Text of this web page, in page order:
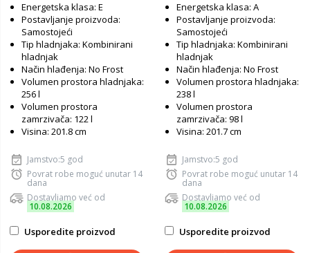
Energetska klasa: E
Postavljanje proizvoda:
Samostojeći
Tip hladnjaka: Kombinirani
hladnjak
Način hlađenja: No Frost
Volumen prostora hladnjaka:
256 l
Volumen prostora
zamrzivača: 122 l
Visina: 201.8 cm
Jamstvo:5 god
Povrat robe moguć unutar 14
dana
Dostavljamo već od
10.08.2026
Usporedite proizvod
Energetska klasa: A
Postavljanje proizvoda:
Samostojeći
Tip hladnjaka: Kombinirani
hladnjak
Način hlađenja: No Frost
Volumen prostora hladnjaka:
238 l
Volumen prostora
zamrzivača: 98 l
Visina: 201.7 cm
Jamstvo:5 god
Povrat robe moguć unutar 14
dana
Dostavljamo već od
10.08.2026
Usporedite proizvod